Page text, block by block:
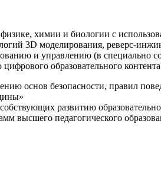
химии и биологии с
3D моделирования, реверс-
и управлению (в специально
образовательного
основ безопасности, правил
развитию
высшего педагогического